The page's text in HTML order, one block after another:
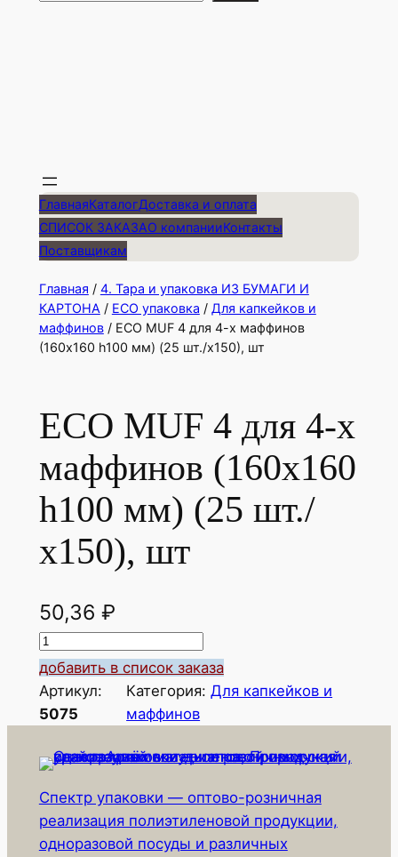
ГлавнаяКаталогДоставка и оплата
СПИСОК ЗАКАЗАО компанииКонтакты
Поставщикам
Главная / 4. Тара и упаковка ИЗ БУМАГИ И
КАРТОНА / EСО упаковка / Для капкейков и
маффинов/ ЕСО MUF 4 для 4-х маффинов
(160х160 h100 мм) (25 шт./х150), шт
ЕСО MUF 4 для 4-х
маффинов (160х160
h100 мм) (25 шт./
х150), шт
50,36 ₽
К
о
л
и
ч
е
т
в
о
добавить в список заказа
Артикул:
5075
Категория:Для капкейков и
маффинов
Спектр упаковки — оптово-розничная
реализация полиэтиленовой продукции,
одноразовой посуды и различных